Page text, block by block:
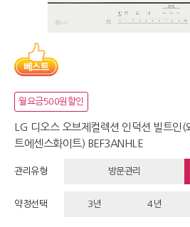
월요금500원할인
LG 디오스 오브제컬렉션 인덕션 빌트인
트에센스화이트) BEF3ANHLE
관리유형 방문관리
약정선택 3년 4년